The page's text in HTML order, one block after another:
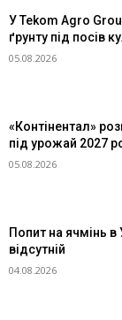
У Tekom Agro
ґрунту під посів
05.08.2026
«Контінентал»
під урожай 2027
05.08.2026
Попит на ячмінь в
відсутній
04.08.2026